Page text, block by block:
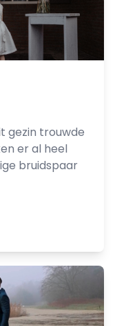
gezin trouwde
er al heel
bruidspaar